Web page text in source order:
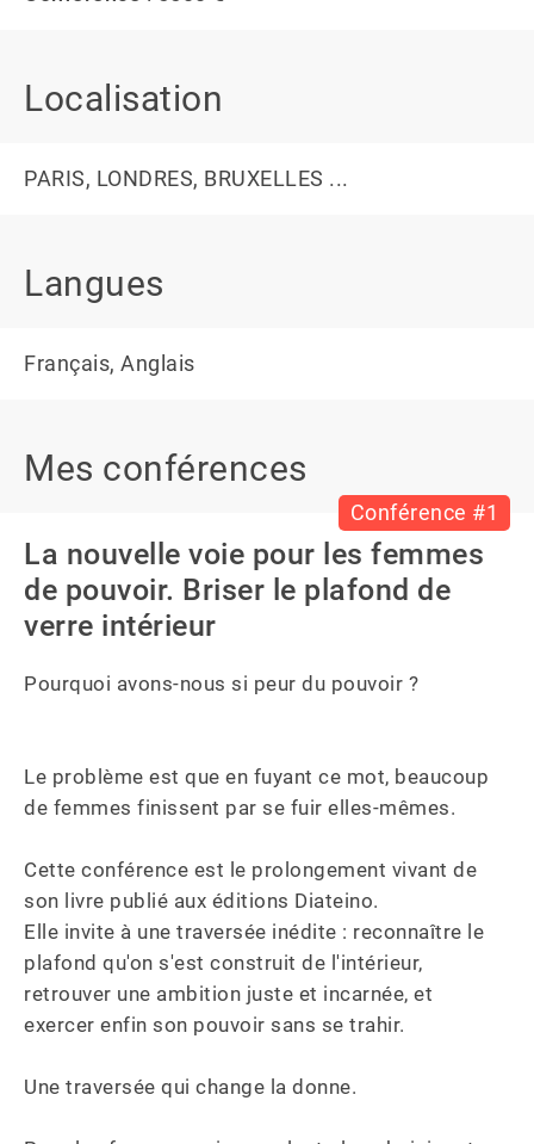
Localisation
PARIS, LONDRES, BRUXELLES ...
Langues
Français, Anglais
Mes conférences
Conférence #1
La nouvelle voie pour les femmes
de pouvoir. Briser le plafond de
verre intérieur
Pourquoi avons-nous si peur du pouvoir ?
Le problème est que en fuyant ce mot, beaucoup
de femmes finissent par se fuir elles-mêmes.
Cette conférence est le prolongement vivant de
son livre publié aux éditions Diateino.
Elle invite à une traversée inédite : reconnaître le
plafond qu'on s'est construit de l'intérieur,
retrouver une ambition juste et incarnée, et
exercer enfin son pouvoir sans se trahir.
Une traversée qui change la donne.